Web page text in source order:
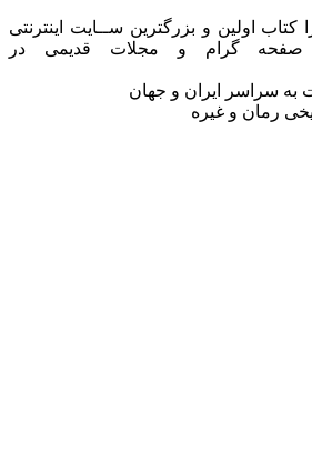
کتاب اولین و بزرگترین ســایت اینترنتی
صفحه گرام و مجلات قدیمی در
به سراسر ایران و جهان
رمان و غیره